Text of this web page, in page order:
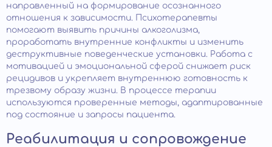
направленный на формирование осознанного
отношения к зависимости. Психотерапевты
помогают выявить причины алкоголизма,
проработать внутренние конфликты и изменить
деструктивные поведенческие установки. Работа с
мотивацией и эмоциональной сферой снижает риск
рецидивов и укрепляет внутреннюю готовность к
трезвому образу жизни. В процессе терапии
используются проверенные методы, адаптированные
под состояние и запросы пациента.
Реабилитация и сопровождение